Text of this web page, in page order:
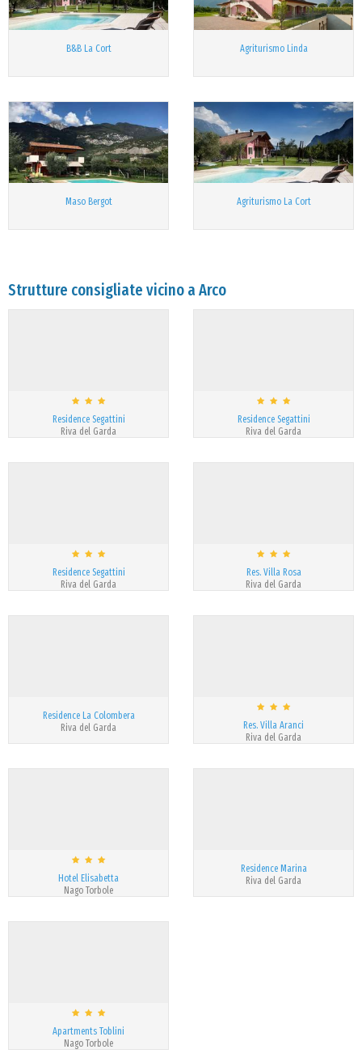
B&B La Cort Agriturismo Linda
Maso Bergot Agriturismo La Cort
Strutture consigliate vicino a Arco
Residence Segattini
Riva del Garda
Residence Segattini
Riva del Garda
Residence Segattini
Riva del Garda
Res. Villa Rosa
Riva del Garda
Residence La Colombera
Riva del Garda
Res. Villa Aranci
Riva del Garda
Hotel Elisabetta
Nago Torbole
Residence Marina
Riva del Garda
Apartments Toblini
Nago Torbole